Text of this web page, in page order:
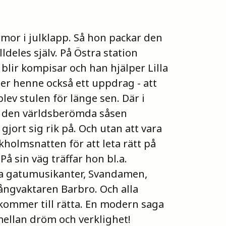
i julklapp. Så hon packar den
själv. På Östra station
kompisar och han hjälper Lilla
henne också ett uppdrag - att
stulen för länge sen. Där i
världsberömda såsen
sig rik på. Och utan att vara
för att leta rätt på
sin väg träffar hon bl.a.
gatumusikanter, Svandamen,
Barbro. Och alla
till rätta. En modern saga
dröm och verklighet!